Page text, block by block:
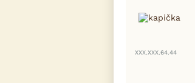
XXX.XXX.64.44